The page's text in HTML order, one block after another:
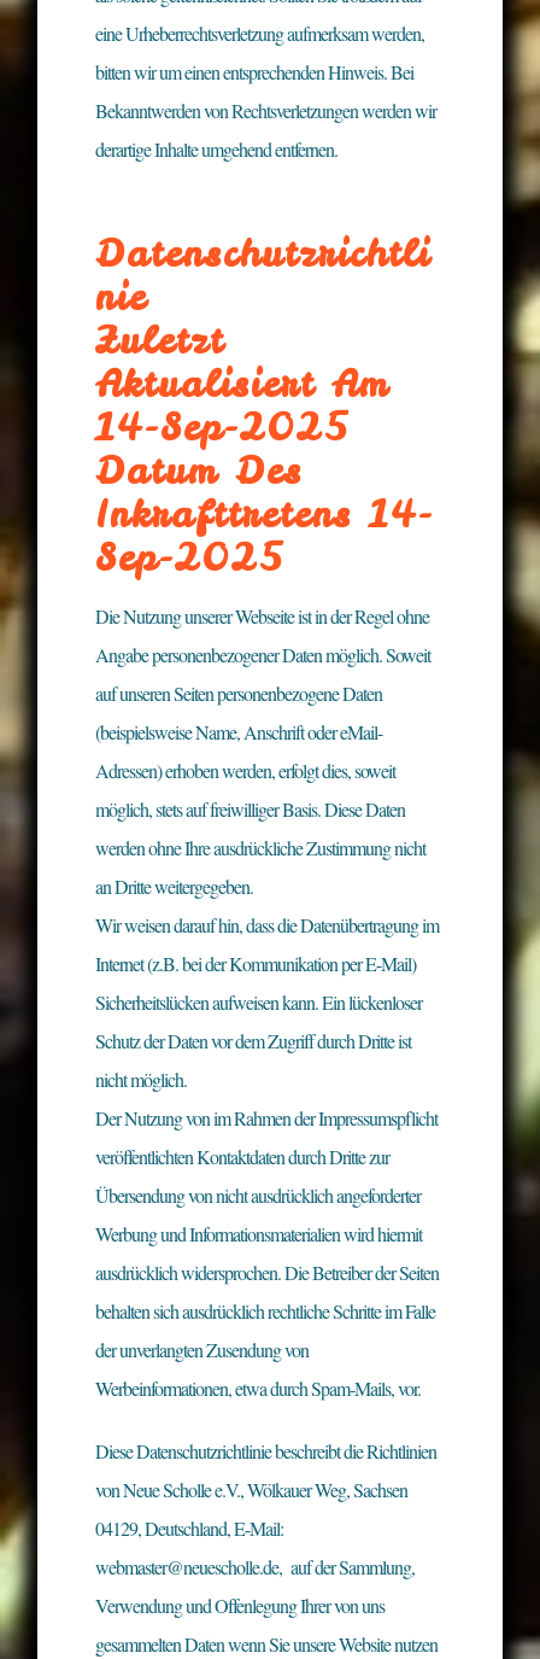
eine Urheberrechtsverletzung aufmerksam werden,
bitten wir um einen entsprechenden Hinweis. Bei
Bekanntwerden von Rechtsverletzungen werden wir
derartige Inhalte umgehend entfernen.
Datenschutzrichtli
Nie
Zuletzt
Aktualisiert Am
14-Sep-2025
Datum Des
Inkrafttretens 14-
Sep-2025
Die Nutzung unserer Webseite ist in der Regel ohne
Angabe personenbezogener Daten möglich. Soweit
auf unseren Seiten personenbezogene Daten
(beispielsweise Name, Anschrift oder eMail-
Adressen) erhoben werden, erfolgt dies, soweit
möglich, stets auf freiwilliger Basis. Diese Daten
werden ohne Ihre ausdrückliche Zustimmung nicht
an Dritte weitergegeben.
Wir weisen darauf hin, dass die Datenübertragung im
Internet (z.B. bei der Kommunikation per E-Mail)
Sicherheitslücken aufweisen kann. Ein lückenloser
Schutz der Daten vor dem Zugriff durch Dritte ist
nicht möglich.
Der Nutzung von im Rahmen der Impressumspflicht
veröffentlichten Kontaktdaten durch Dritte zur
Übersendung von nicht ausdrücklich angeforderter
Werbung und Informationsmaterialien wird hiermit
ausdrücklich widersprochen. Die Betreiber der Seiten
behalten sich ausdrücklich rechtliche Schritte im Falle
der unverlangten Zusendung von
Werbeinformationen, etwa durch Spam-Mails, vor.
Diese Datenschutzrichtlinie beschreibt die Richtlinien
von Neue Scholle e.V., Wölkauer Weg, Sachsen
04129, Deutschland, E-Mail:
webmaster@neuescholle.de, auf der Sammlung,
Verwendung und Offenlegung Ihrer von uns
gesammelten Daten wenn Sie unsere Website nutzen